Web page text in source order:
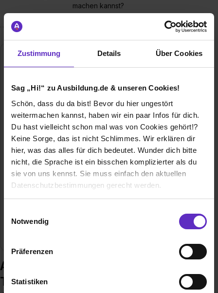
Zustimmung Details Über Cookies
Sag „Hi!“ zu Ausbildung.de & unseren Cookies!
Schön, dass du da bist! Bevor du hier ungestört
weitermachen kannst, haben wir ein paar Infos für dich.
Du hast vielleicht schon mal was von Cookies gehört!?
Keine Sorge, das ist nicht Schlimmes. Wir erklären dir
hier, was das alles für dich bedeutet. Wunder dich bitte
nicht, die Sprache ist ein bisschen komplizierter als du
sie von uns kennst. Sie muss einfach den aktuellen
Datenschutzbestimmungen gerecht werden.
Benutzung der Webseite getroffenen Einstellungen zu
Webseite zu analysieren („Statistiken“), um
Informationen zu deiner Verwendung unserer Website an
Notwendig
Präferenzen
Statistiken
machen kannst?
TH OWL / Technische Hochschule
Ostwestfalen-Lippe
Campusallee 12
32657 Lemgo
Ausbildung bei TH OWL /
Technische Hochschule